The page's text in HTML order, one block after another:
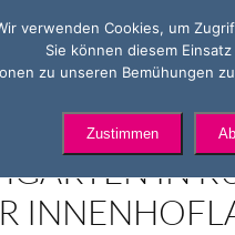
IN
verwenden Cookies, um
Sie können diesem
zu unseren Bemühungen
Zustimmen